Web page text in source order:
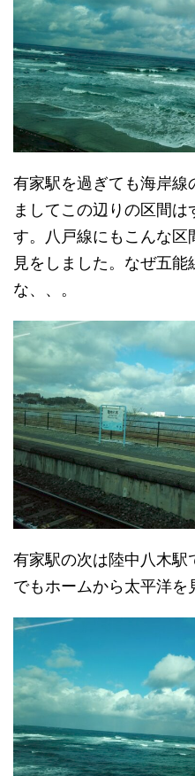
有家駅を過ぎても海岸線
ましてこの辺りの区間
す。八戸線にもこんな区
見をしました。なぜ五
な、、。
有家駅の次は陸中八木駅
でもホームから太平洋を